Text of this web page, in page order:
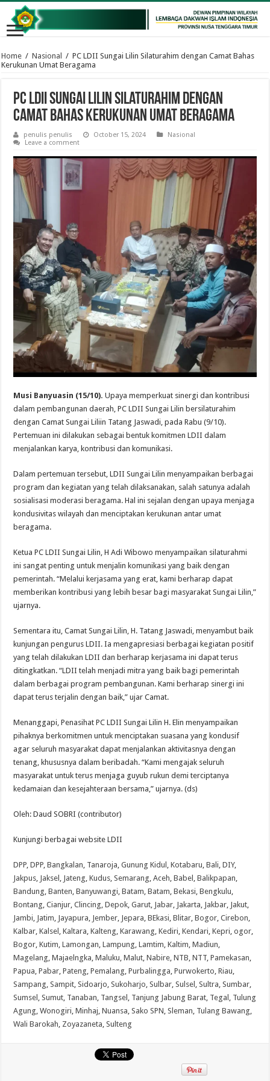
Home / Nasional / PC LDII Sungai Lilin Silaturahim dengan Camat Bahas
Kerukunan Umat Beragama
PC LDII Sungai Lilin Silaturahim dengan
Camat Bahas Kerukunan Umat Beragama
penulis penulis October 15, 2024
Nasional
Leave a comment
Musi Banyuasin (15/10). Upaya memperkuat sinergi dan kontribusi
dalam pembangunan daerah, PC LDII Sungai Lilin bersilaturahim
dengan Camat Sungai Liliin Tatang Jaswadi, pada Rabu (9/10).
Pertemuan ini dilakukan sebagai bentuk komitmen LDII dalam
menjalankan karya, kontribusi dan komunikasi.
Dalam pertemuan tersebut, LDII Sungai Lilin menyampaikan berbagai
program dan kegiatan yang telah dilaksanakan, salah satunya adalah
sosialisasi moderasi beragama. Hal ini sejalan dengan upaya menjaga
kondusivitas wilayah dan menciptakan kerukunan antar umat
beragama.
Ketua PC LDII Sungai Lilin, H Adi Wibowo menyampaikan silaturahmi
ini sangat penting untuk menjalin komunikasi yang baik dengan
pemerintah. “Melalui kerjasama yang erat, kami berharap dapat
memberikan kontribusi yang lebih besar bagi masyarakat Sungai Lilin,”
ujarnya.
Sementara itu, Camat Sungai Lilin, H. Tatang Jaswadi, menyambut baik
kunjungan pengurus LDII. Ia mengapresiasi berbagai kegiatan positif
yang telah dilakukan LDII dan berharap kerjasama ini dapat terus
ditingkatkan. “LDII telah menjadi mitra yang baik bagi pemerintah
dalam berbagai program pembangunan. Kami berharap sinergi ini
dapat terus terjalin dengan baik,” ujar Camat.
Menanggapi, Penasihat PC LDII Sungai Lilin H. Elin menyampaikan
pihaknya berkomitmen untuk menciptakan suasana yang kondusif
agar seluruh masyarakat dapat menjalankan aktivitasnya dengan
tenang, khususnya dalam beribadah. “Kami mengajak seluruh
masyarakat untuk terus menjaga guyub rukun demi terciptanya
kedamaian dan kesejahteraan bersama,” ujarnya. (ds)
Oleh: Daud SOBRI (contributor)
Kunjungi berbagai website LDII
DPP ,DPP ,Bangkalan Tanaroja ,Gunung Kidul ,Kotabaru ,Bali ,DIY,
Jakpus Jaksel Jateng ,Kudus ,Semarang ,Aceh ,Babel ,Balikpapan
Bandung ,Banten ,Banyuwangi ,Batam ,Batam ,Bekasi ,Bengkulu
Bontang ,Cianjur ,Clincing ,Depok ,Garut Jabar Jakarta Jakbar Jakut
Jambi Jatim Jayapura Jember Jepara ,BEkasi ,Blitar ,Bogor ,Cirebon
Kalbar ,Kalsel ,Kaltara ,Kalteng ,Karawang ,Kediri ,Kendari ,Kepri ,ogor
Bogor ,Kutim ,Lamongan ,Lampung ,Lamtim ,Kaltim ,Madiun
Magelang ,Majaelngka ,Maluku ,Malut ,Nabire ,NTB ,NTT ,Pamekasan
Papua ,Pabar ,Pateng ,Pemalang ,Purbalingga ,Purwokerto ,Riau
Sampang ,Sampit ,Sidoarjo ,Sukoharjo ,Sulbar ,Sulsel ,Sultra ,Sumbar
Sumsel ,Sumut Tanaban Tangsel Tanjung Jabung Barat Tegal
Tulung
Agung ,Wonogiri ,Minhaj ,Nuansa ,Sako SPN ,Sleman Tulang Bawang
Wali Barokah Zoyazaneta ,Sulteng